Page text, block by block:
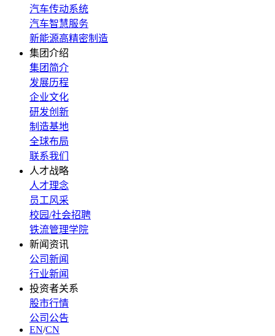
汽车传动系统
汽车智慧服务
新能源高精密制造
集团介绍
集团简介
发展历程
企业文化
研发创新
制造基地
全球布局
联系我们
人才战略
人才理念
员工风采
校园/社会招聘
铁流管理学院
新闻资讯
公司新闻
行业新闻
投资者关系
股市行情
公司公告
EN/CN